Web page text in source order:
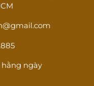
hằng ngày